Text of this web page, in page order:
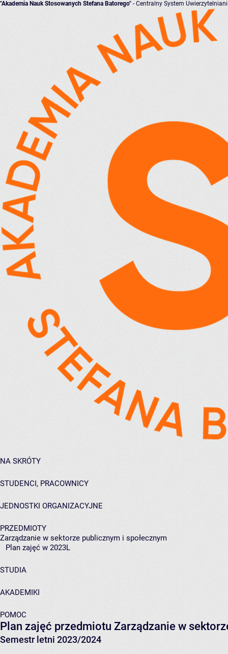
"Akademia Nauk Stosowanych Stefana Batorego" - Centralny System
NA SKRÓTY
STUDENCI, PRACOWNICY
JEDNOSTKI ORGANIZACYJNE
PRZEDMIOTY
Zarządzanie w sektorze publicznym i społecznym
Plan zajęć w 2023L
STUDIA
AKADEMIKI
POMOC
Plan zajęć przedmiotu Zarządzanie w
Semestr letni 2023/2024